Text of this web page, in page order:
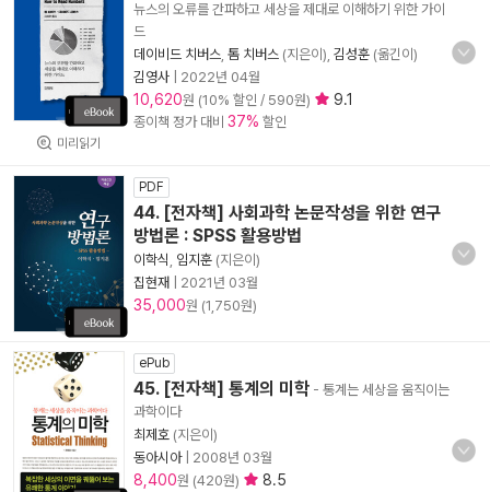
미리읽기
뉴스의 오류를 간파하고 세상을 제대로 이해하기 위한 가이
드
데이비드 치버스 톰 치버스 (지은이), 김성훈 (옮긴이)
김영사
2022년 04월
10,620원 (10% 할인 / 590원) 9.1
종이책 정가 대비 37% 할인
PDF
44. [전자책] 사회과학 논문작성을 위한 연구
방법론 : SPSS 활용방법
이학식 임지훈 (지은이)
집현재
2021년 03월
35,000원 (1,750원)
ePub
45. [전자책] 통계의 미학 - 통계는 세상을 움직이는
과학이다
최제호 (지은이)
동아시아| 2008년 03월
8,400원 (420원) 8.5